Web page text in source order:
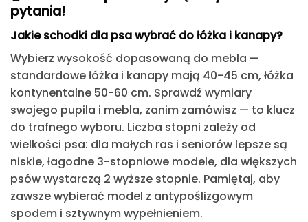
pytania!
Jakie schodki dla psa wybrać do łóżka i kanapy?
Wybierz wysokość dopasowaną do mebla —
standardowe łóżka i kanapy mają 40-45 cm, łóżka
kontynentalne 50-60 cm. Sprawdź wymiary
swojego pupila i mebla, zanim zamówisz — to klucz
do trafnego wyboru. Liczba stopni zależy od
wielkości psa: dla małych ras i seniorów lepsze są
niskie, łagodne 3-stopniowe modele, dla większych
psów wystarczą 2 wyższe stopnie. Pamiętaj, aby
zawsze wybierać model z antypoślizgowym
spodem i sztywnym wypełnieniem.